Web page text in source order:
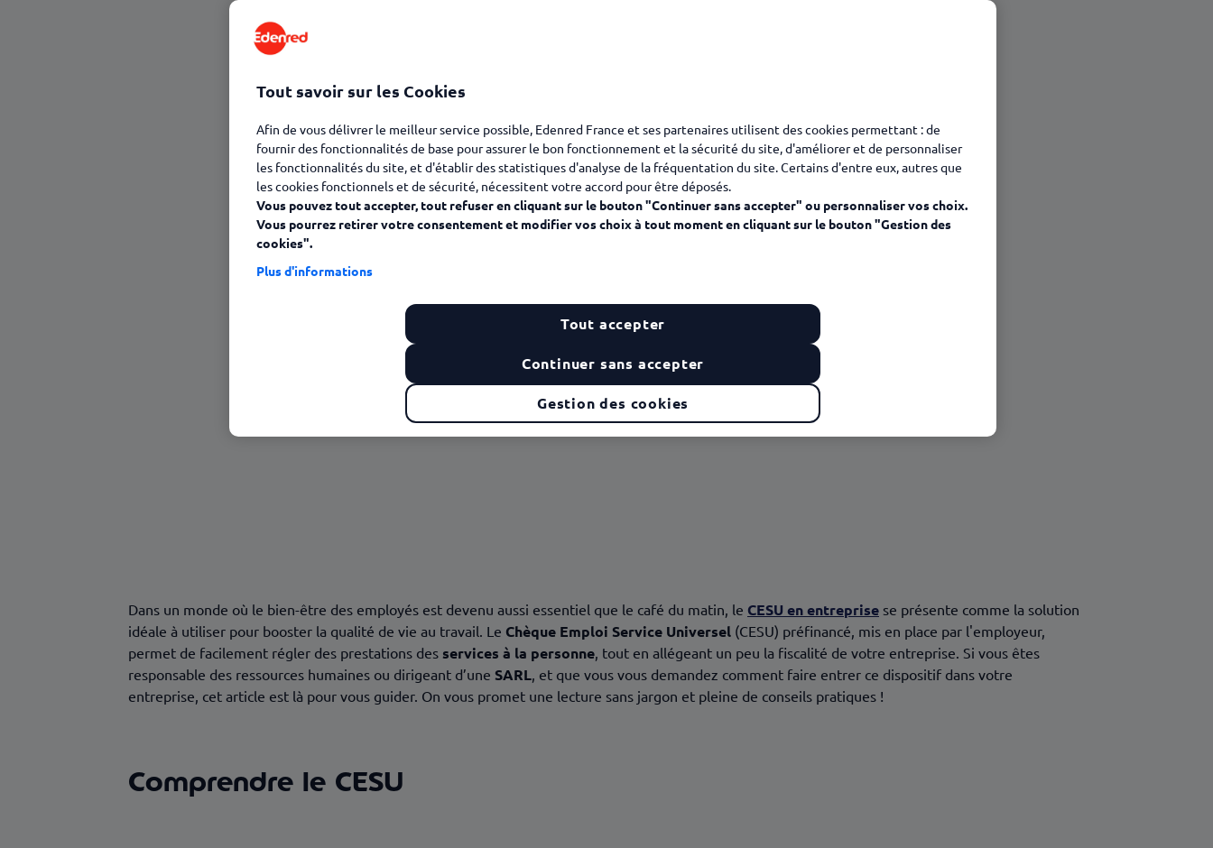
Les étapes clés pour mettre en place le CESU en entreprise
Dans un monde où le bien-être des employés est devenu aussi essentiel que le café du matin, le CESU en entreprise se présente comme la solution
idéale à utiliser pour booster la qualité de vie au travail. Le Chèque Emploi Service Universel (CESU) préfinancé, mis en place par l'employeur,
permet de facilement régler des prestations des services à la personne, tout en allégeant un peu la fiscalité de votre entreprise. Si vous êtes
responsable des ressources humaines ou dirigeant d’une SARL, et que vous vous demandez comment faire entrer ce dispositif dans votre
entreprise, cet article est là pour vous guider. On vous promet une lecture sans jargon et pleine de conseils pratiques !
Comprendre le CESU
Tout savoir sur les Cookies
Afin de vous délivrer le meilleur service possible, Edenred France et ses partenaires utilisent des cookies permettant : de
fournir des fonctionnalités de base pour assurer le bon fonctionnement et la sécurité du site, d'améliorer et de personnaliser
les fonctionnalités du site, et d'établir des statistiques d'analyse de la fréquentation du site. Certains d'entre eux, autres que
les cookies fonctionnels et de sécurité, nécessitent votre accord pour être déposés.
Vous pouvez tout accepter, tout refuser en cliquant sur le bouton "Continuer sans accepter" ou personnaliser vos choix.
Vous pourrez retirer votre consentement et modifier vos choix à tout moment en cliquant sur le bouton "Gestion des
cookies".
Plus d'informations
Gestion des cookies
Continuer sans accepter
Tout accepter